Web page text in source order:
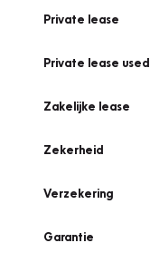
Private lease
Private lease used
Zakelijke lease
Zekerheid
Verzekering
Garantie